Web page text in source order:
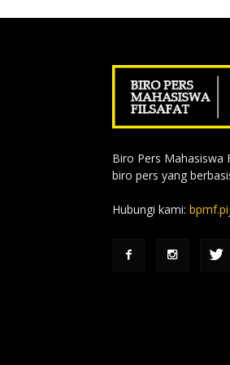
Biro Pers Mahasiswa
biro pers yang
Hubungi kami: